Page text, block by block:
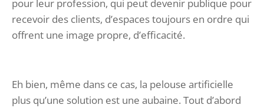
pour leur profession, qui peut devenir publique pour
recevoir des clients, d’espaces toujours en ordre qui
offrent une image propre, d’efficacité.
Eh bien, même dans ce cas, la pelouse artificielle
plus qu’une solution est une aubaine. Tout d’abord